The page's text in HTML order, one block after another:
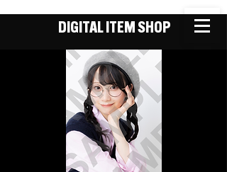
DIGITAL ITEM SHOP